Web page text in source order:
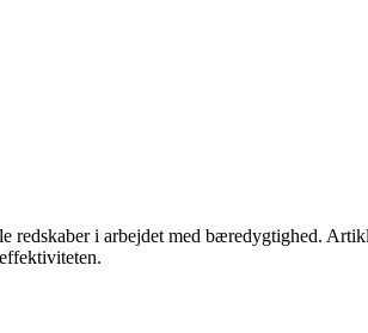
redskaber i arbejdet med bæredygtighed.